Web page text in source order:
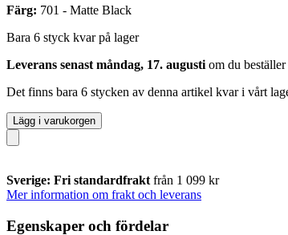
Färg: 701 - Matte Black
Bara 6 styck kvar på lager
Leverans senast måndag, 17. augusti om du beställer
Det finns bara 6 stycken av denna artikel kvar i vårt
Lägg i varukorgen
Sverige: Fri standardfrakt från 1 099 kr
Mer information om frakt och leverans
Egenskaper och fördelar